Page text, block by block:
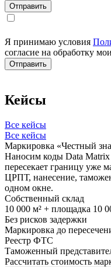
Я принимаю условия
согласие на обработку
Кейсы
Все кейсы
Все кейсы
Маркировка «Честный
Наносим коды Data
пересекает границу уже
ЦРПТ, нанесение,
одном окне.
Собственный склад
10 000 м² + площадка 10
Без рисков задержки
Маркировка до
Реестр ФТС
Таможенный
Рассчитать стоимость